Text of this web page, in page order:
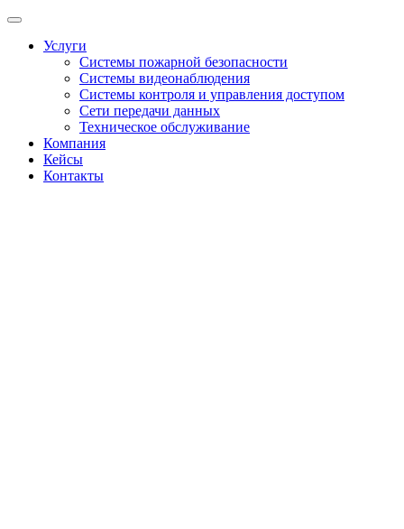
Услуги
Системы пожарной безопасности
Системы видеонаблюдения
Системы контроля и управления доступом
Сети передачи данных
Техническое обслуживание
Компания
Кейсы
Контакты